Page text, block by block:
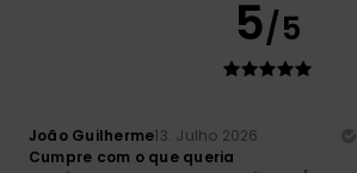
5/5
João Guilherme13. Julho 2026
Cumpre com o que queria